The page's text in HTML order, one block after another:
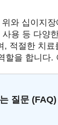
와 십이지
용 등 다양
적절한 치
을 합니다
질문 (FAQ)